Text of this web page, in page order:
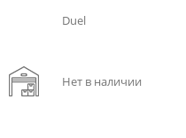
Duel
Нет в наличии